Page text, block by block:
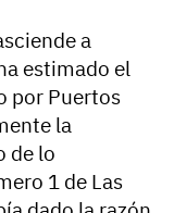
a
estimado el
por Puertos
la
de lo
1 de Las